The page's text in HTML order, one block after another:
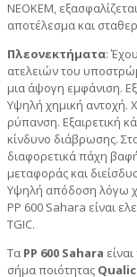
ΝΕΟΚΕΜ,
αποτέλεσμα και
Πλεονεκτήματα:
ατελειών του
μια άψογη εμφάνιση.
Υψηλή χημική αντοχή.
ρύπανση. Εξαιρετική
κίνδυνο διάβρωσης.
διαφορετικά πάχη
μεταφοράς και
Υψηλή απόδοση λόγω
PP 600 Sahara είναι
TGIC.
Τα PP 600 Sahara
σήμα ποιότητας